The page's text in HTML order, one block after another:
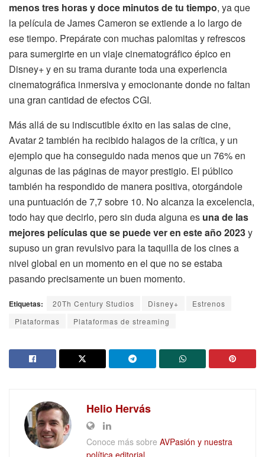
menos tres horas y doce minutos de tu tiempo, ya que
la película de James Cameron se extiende a lo largo de
ese tiempo. Prepárate con muchas palomitas y refrescos
para sumergirte en un viaje cinematográfico épico en
Disney+ y en su trama durante toda una experiencia
cinematográfica inmersiva y emocionante donde no faltan
una gran cantidad de efectos CGI.
Más allá de su indiscutible éxito en las salas de cine,
Avatar 2 también ha recibido halagos de la crítica, y un
ejemplo que ha conseguido nada menos que un 76% en
algunas de las páginas de mayor prestigio. El público
también ha respondido de manera positiva, otorgándole
una puntuación de 7,7 sobre 10. No alcanza la excelencia,
todo hay que decirlo, pero sin duda alguna es una de las
mejores películas que se puede ver en este año 2023y
supuso un gran revulsivo para la taquilla de los cines a
nivel global en un momento en el que no se estaba
pasando precisamente un buen momento.
Etiquetas: 20Th Century Studios Disney+
Estrenos
Plataformas
Plataformas de streaming
Helio Hervás
Conoce más sobre AVPasión y nuestra